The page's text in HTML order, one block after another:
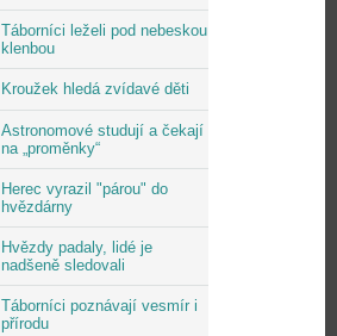
Táborníci leželi pod nebeskou
klenbou
Kroužek hledá zvídavé děti
Astronomové studují a čekají
na „proměnky“
Herec vyrazil "párou" do
hvězdárny
Hvězdy padaly, lidé je
nadšeně sledovali
Táborníci poznávají vesmír i
přírodu